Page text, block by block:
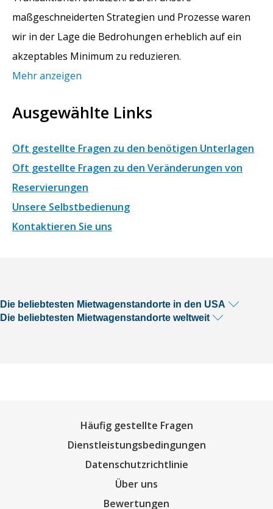
maßgeschneiderten Strategien und Prozesse waren
wir in der Lage die Bedrohungen erheblich auf ein
akzeptables Minimum zu reduzieren.
Mehr anzeigen
Ausgewählte Links
Oft gestellte Fragen zu den benötigen Unterlagen
Oft gestellte Fragen zu den Veränderungen von
Reservierungen
Unsere Selbstbedienung
Kontaktieren Sie uns
Die beliebtesten Mietwagenstandorte in den USA
Die beliebtesten Mietwagenstandorte weltweit
Häufig gestellte Fragen
Dienstleistungsbedingungen
Datenschutzrichtlinie
Über uns
Bewertungen